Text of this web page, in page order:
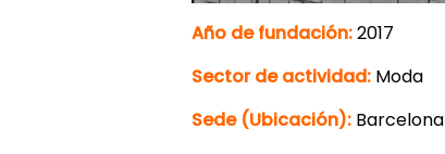
Año de fundación:2017
Sector de actividad: Moda
Sede (Ubicación): Barcelona